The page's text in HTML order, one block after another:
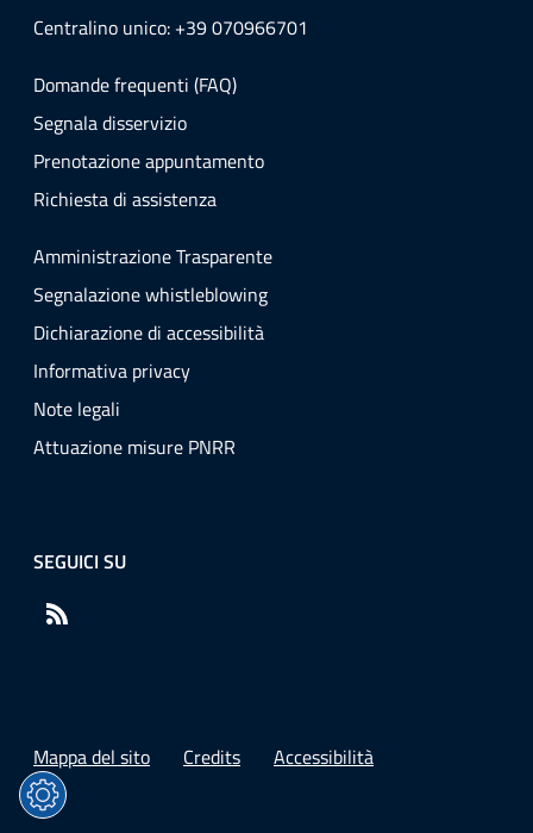
Centralino unico: +39 070966701
Domande frequenti (FAQ)
Segnala disservizio
Prenotazione appuntamento
Richiesta di assistenza
Amministrazione Trasparente
Segnalazione whistleblowing
Dichiarazione di accessibilità
Informativa privacy
Note legali
Attuazione misure PNRR
SEGUICI SU
Mappa del sito Credits Accessibilità